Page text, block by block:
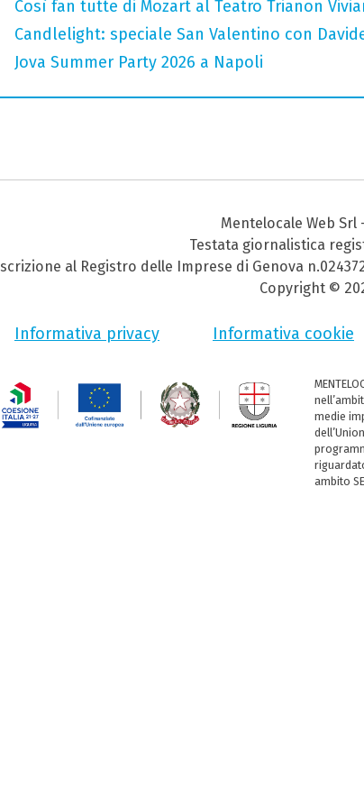
Così fan tutte di Mozart al Teatro Trianon
Candlelight: speciale San Valentino con
Jova Summer Party 2026 a Napoli
Mentelocale Web
Testata giornalistica
Iscrizione al Registro delle Imprese di Genova
Copyright ©
Informativa privacy Informativa cookie
medie
ambito